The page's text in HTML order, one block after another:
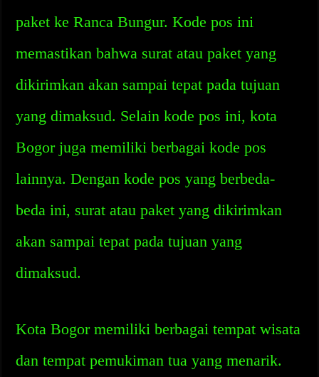
paket ke Ranca Bungur. Kode pos ini
memastikan bahwa surat atau paket yang
dikirimkan akan sampai tepat pada tujuan
yang dimaksud. Selain kode pos ini, kota
Bogor juga memiliki berbagai kode pos
lainnya. Dengan kode pos yang berbeda-
beda ini, surat atau paket yang dikirimkan
akan sampai tepat pada tujuan yang
dimaksud.
Kota Bogor memiliki berbagai tempat wisata
dan tempat pemukiman tua yang menarik.